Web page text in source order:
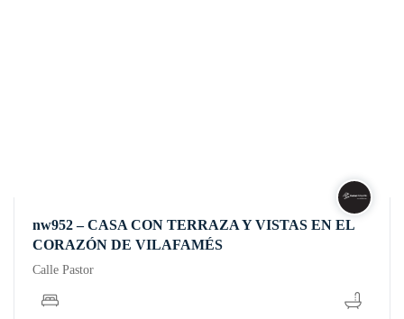
nw952 – CASA CON TERRAZA Y VISTAS EN EL
CORAZÓN DE VILAFAMÉS
Calle Pastor